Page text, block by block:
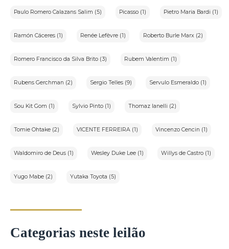
Paulo Romero Calazans Salim (5) Picasso (1) Pietro Maria Bardi (1)
Ramón Cáceres (1) Renée Lefèvre (1) Roberto Burle Marx (2)
Romero Francisco da Silva Brito (3) Rubem Valentim (1)
Rubens Gerchman (2) Sergio Telles (9) Servulo Esmeraldo (1)
Sou Kit Gom (1) Sylvio Pinto (1) Thomaz Ianelli (2)
Tomie Ohtake (2) VICENTE FERREIRA (1) Vincenzo Cencin (1)
Waldomiro de Deus (1) Wesley Duke Lee (1) Willys de Castro (1)
Yugo Mabe (2) Yutaka Toyota (5)
Categorias neste leilão